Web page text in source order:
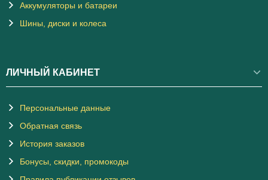
Аккумуляторы и батареи
Шины, диски и колеса
ЛИЧНЫЙ КАБИНЕТ
Персональные данные
Обратная связь
История заказов
Бонусы, скидки, промокоды